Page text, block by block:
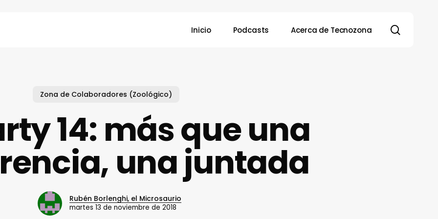
Inicio Podcasts Acerca de Tecnozona
Zona de Colaboradores (Zoológico)
14: más que una
una juntada
Rubén Borlenghi, el Microsaurio
martes 13 de noviembre de 2018